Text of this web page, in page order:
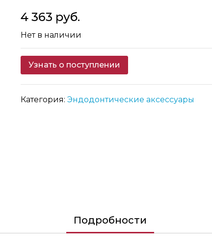
4 363 руб.
Нет в наличии
Узнать о поступлении
Категория:Эндодонтические аксессуары
Подробности